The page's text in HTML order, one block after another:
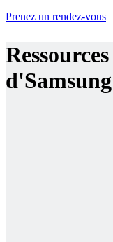
Prenez un rendez-vous
d'Samsung